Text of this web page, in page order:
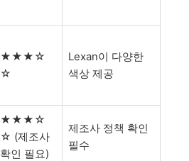
★★★☆
☆
Lexan이 다양한
색상 제공
★★★☆
☆ (제조사
확인 필요)
제조사 정책 확인
필수